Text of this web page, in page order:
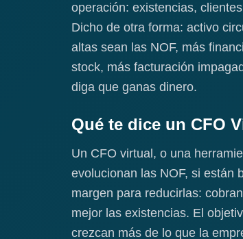
operación: existencias,
Dicho de otra forma: activo
altas sean las NOF, más
stock, más facturación
diga que ganas dinero.
Qué te dice un CFO
Un CFO virtual, o una
evolucionan las NOF, si están
margen para reducirlas:
mejor las existencias. El
crezcan más de lo que la